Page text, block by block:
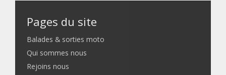
Pages du site
Balades & sorties moto
Qui sommes nous
Rejoins nous